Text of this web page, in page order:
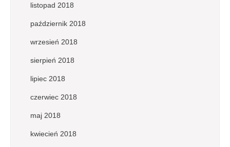
listopad 2018
październik 2018
wrzesień 2018
sierpień 2018
lipiec 2018
czerwiec 2018
maj 2018
kwiecień 2018